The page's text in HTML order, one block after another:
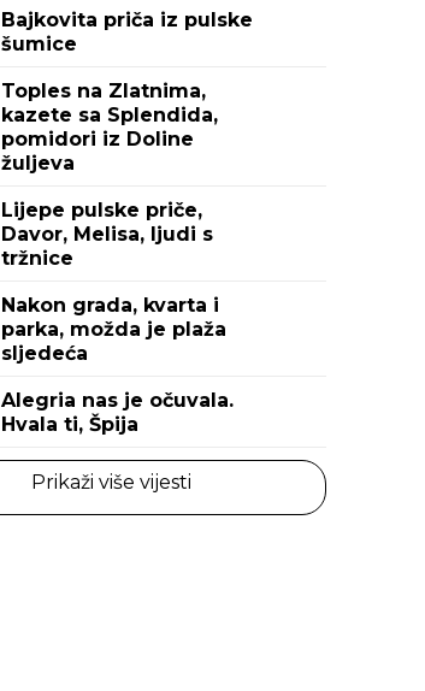
Bajkovita priča iz pulske
šumice
Toples na Zlatnima,
kazete sa Splendida,
pomidori iz Doline
žuljeva
Lijepe pulske priče,
Davor, Melisa, ljudi s
tržnice
Nakon grada, kvarta i
parka, možda je plaža
sljedeća
Alegria nas je očuvala.
Hvala ti, Špija
Prikaži više vijesti